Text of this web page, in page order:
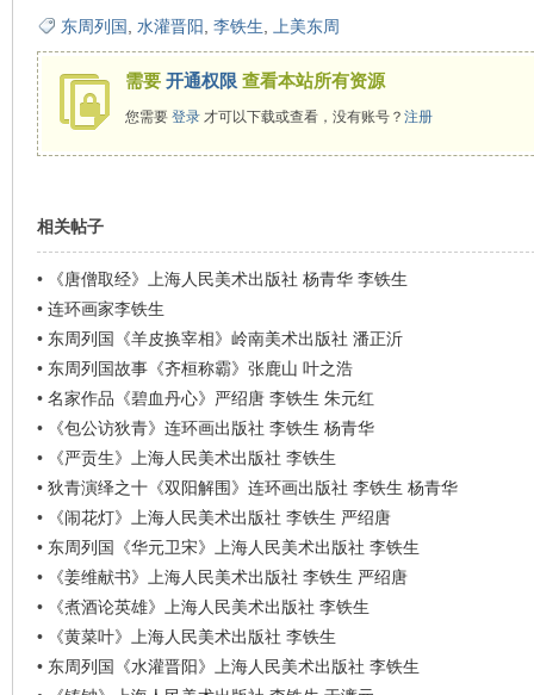
东周列国 水灌晋阳 李铁生 上美东周
需要 开通权限 查看本站所有资源
您需要 登录才可以下载或查看，没有账号？ 注册
相关帖子
•
《唐僧取经》上海人民美术出版社 杨青华 李铁生
• 连环画家李铁生
• 东周列国《羊皮换宰相》岭南美术出版社 潘正沂
• 东周列国故事《齐桓称霸》张鹿山 叶之浩
• 名家作品《碧血丹心》严绍唐 李铁生 朱元红
•
《包公访狄青》连环画出版社 李铁生 杨青华
•
《严贡生》上海人民美术出版社 李铁生
• 狄青演绎之十《双阳解围》连环画出版社 李铁生 杨青华
•
《闹花灯》上海人民美术出版社 李铁生 严绍唐
• 东周列国《华元卫宋》上海人民美术出版社 李铁生
•
《姜维献书》上海人民美术出版社 李铁生 严绍唐
•
《煮酒论英雄》上海人民美术出版社 李铁生
•
《黄菜叶》上海人民美术出版社 李铁生
• 东周列国《水灌晋阳》上海人民美术出版社 李铁生